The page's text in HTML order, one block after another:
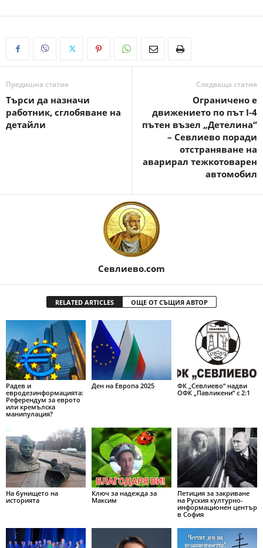
Предишна статия
Търси да назначи
работник, сглобяване на
детайли
Следваща статия
Ограничено е
движението по път I-4
пътен възел „Детелина“
– Севлиево поради
отстраняване на
аварирал тежкотоварен
автомобил
Севлиево.com
RELATED ARTICLES ОЩЕ ОТ СЪЩИЯ АВТОР
Радев и
евродезинформацията:
Референдум за еврото
или кремълска
манипулация?
Ден на Европа 2025
ФК „Севлиево“ надви
ОФК „Павликени“ с 2:1
На бунището на
историята
Ключ за надежда за
Максим
Петиция за закриване
на Руския културно-
информационен център
в София